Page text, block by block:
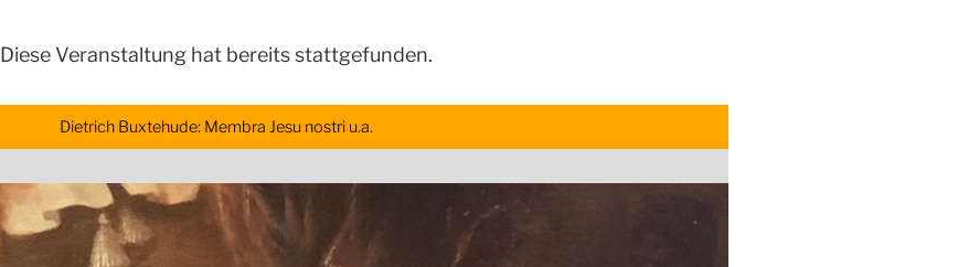
Diese Veranstaltung hat bereits stattgefunden.
Dietrich Buxtehude: Membra Jesu nostri u.a.